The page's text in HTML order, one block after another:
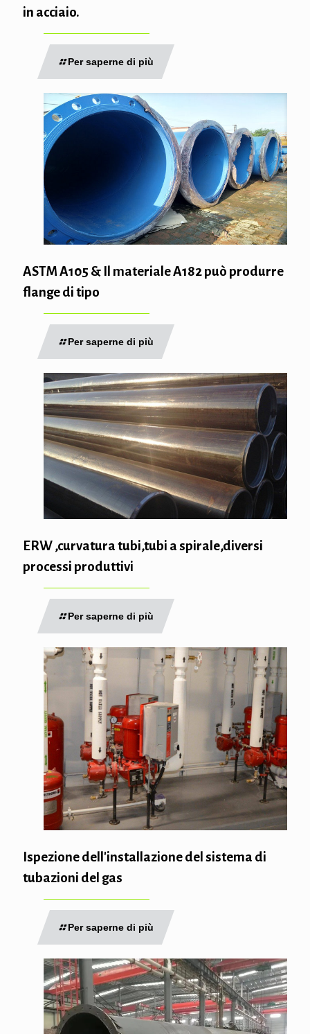
in acciaio.
Per saperne di più
ASTM A105 & Il materiale A182 può produrre
flange di tipo
Per saperne di più
ERW ,curvatura tubi,tubi a spirale,diversi
processi produttivi
Per saperne di più
Ispezione dell'installazione del sistema di
tubazioni del gas
Per saperne di più